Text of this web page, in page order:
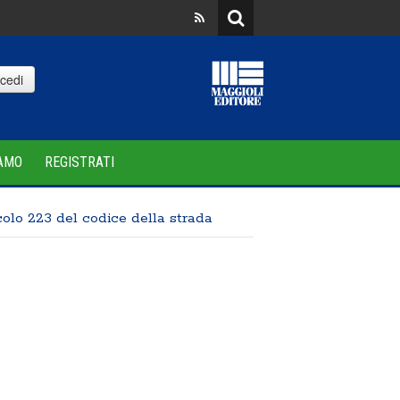
Incidenti stradali, nel 2025 le
REGISTRATI
223 del codice della strada